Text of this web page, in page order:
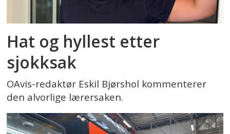
Hat og hyllest etter
sjokksak
OAvis-redaktør Eskil Bjørshol kommenterer
den alvorlige lærersaken.